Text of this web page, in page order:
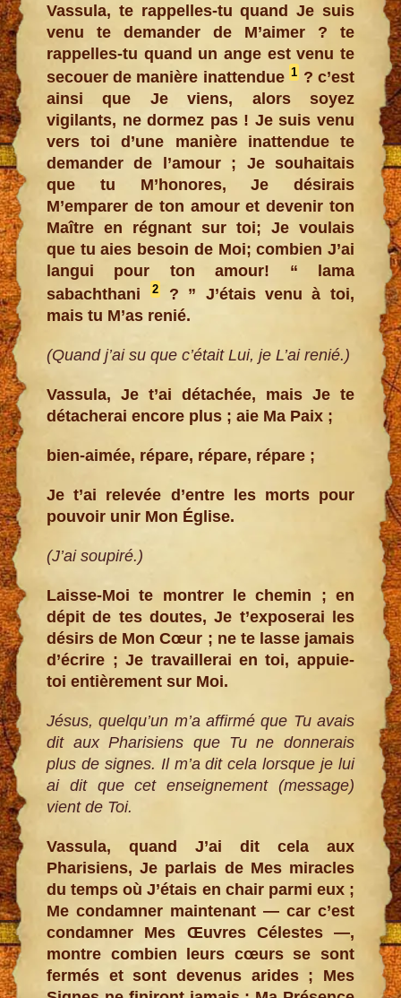
Vassula, te rappelles-tu quand Je suis
venu te demander de M’aimer ? te
rappelles-tu quand un ange est venu te
secouer de manière inattendue 1? c’est
ainsi que Je viens, alors soyez
vigilants, ne dormez pas ! Je suis venu
vers toi d’une manière inattendue te
demander de l’amour ; Je souhaitais
que tu M’honores, Je désirais
M’emparer de ton amour et devenir ton
Maître en régnant sur toi; Je voulais
que tu aies besoin de Moi; combien J’ai
langui pour ton amour! “ lama
sabachthani
2? ” J’étais venu à toi,
mais tu M’as renié.
(Quand j’ai su que c’était Lui, je L’ai renié.)
Vassula, Je t’ai détachée, mais Je te
détacherai encore plus ; aie Ma Paix ;
bien-aimée, répare, répare, répare ;
Je t’ai relevée d’entre les morts pour
pouvoir unir Mon Église.
(J’ai soupiré.)
Laisse-Moi te montrer le chemin ; en
dépit de tes doutes, Je t’exposerai les
désirs de Mon Cœur ; ne te lasse jamais
d’écrire ; Je travaillerai en toi, appuie-
toi entièrement sur Moi.
Jésus, quelqu’un m’a affirmé que Tu avais
dit aux Pharisiens que Tu ne donnerais
plus de signes. Il m’a dit cela lorsque je lui
ai dit que cet enseignement (message)
vient de Toi.
Vassula, quand J’ai dit cela aux
Pharisiens, Je parlais de Mes miracles
du temps où J’étais en chair parmi eux ;
Me condamner maintenant — car c’est
condamner Mes Œuvres Célestes —,
montre combien leurs cœurs se sont
fermés et sont devenus arides ; Mes